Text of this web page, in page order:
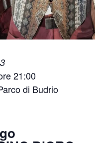
21:00
di Budrio